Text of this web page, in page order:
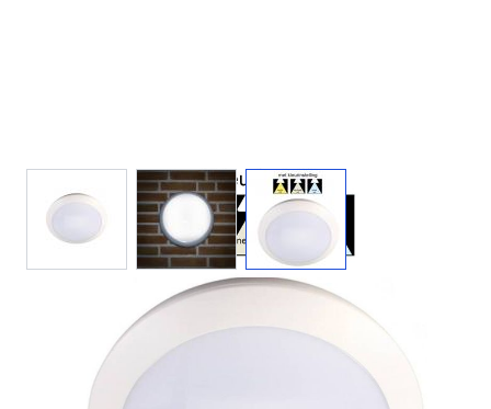
View larger imageView larger imageView larger image
16 W 3 jaar